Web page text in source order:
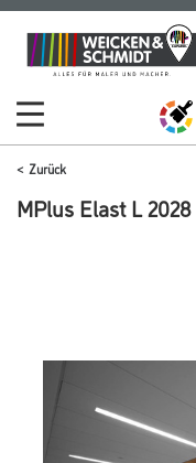
Zum
Inhalt
Zum
Navigationsmenü
Zurück
MPlus Elast L